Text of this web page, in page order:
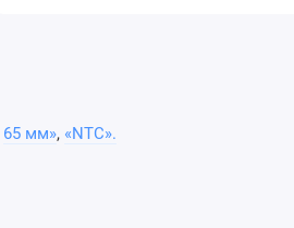
65 мм», «NTC».